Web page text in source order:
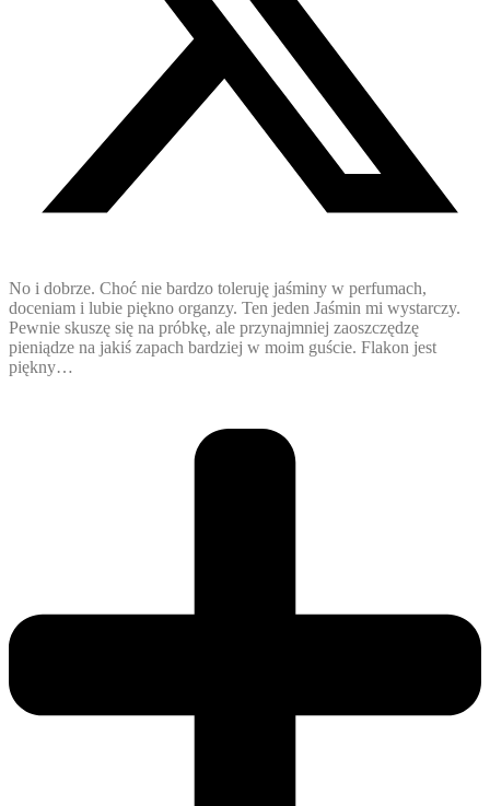
No i dobrze. Choć nie bardzo toleruję jaśminy w perfumach,
doceniam i lubie piękno organzy. Ten jeden Jaśmin mi wystarczy.
Pewnie skuszę się na próbkę, ale przynajmniej zaoszczędzę
pieniądze na jakiś zapach bardziej w moim guście. Flakon jest
piękny…